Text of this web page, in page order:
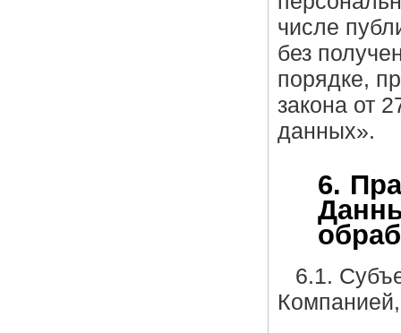
числе
без
порядке,
закона от
данных».
6.
6.1.